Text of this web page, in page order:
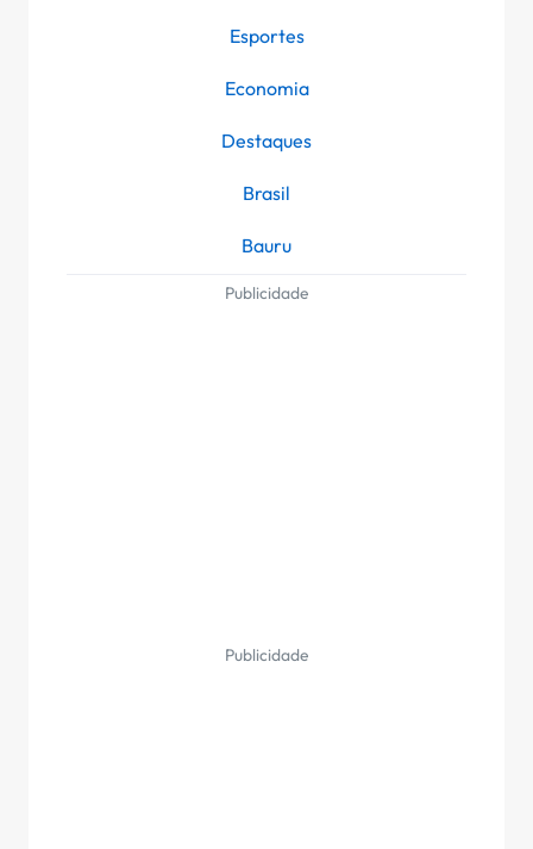
Esportes
Economia
Destaques
Brasil
Bauru
Publicidade
Publicidade